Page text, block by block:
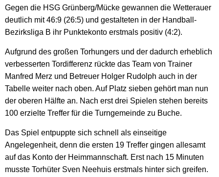
Gegen die HSG Grünberg/Mücke gewannen die Wetterauer
deutlich mit 46:9 (26:5) und gestalteten in der Handball-
Bezirksliga B ihr Punktekonto erstmals positiv (4:2).
Aufgrund des großen Torhungers und der dadurch erheblich
verbesserten Tordifferenz rückte das Team von Trainer
Manfred Merz und Betreuer Holger Rudolph auch in der
Tabelle weiter nach oben. Auf Platz sieben gehört man nun
der oberen Hälfte an. Nach erst drei Spielen stehen bereits
100 erzielte Treffer für die Turngemeinde zu Buche.
Das Spiel entpuppte sich schnell als einseitige
Angelegenheit, denn die ersten 19 Treffer gingen allesamt
auf das Konto der Heimmannschaft. Erst nach 15 Minuten
musste Torhüter Sven Neehuis erstmals hinter sich greifen.